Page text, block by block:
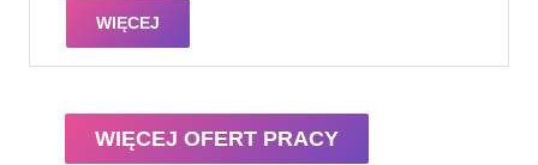
WIĘCEJ
WIĘCEJ OFERT PRACY